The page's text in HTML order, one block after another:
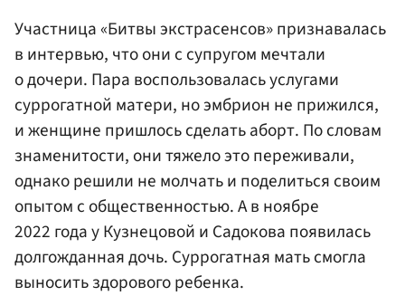
Участница «Битвы экстрасенсов» признавалась
в интервью, что они с супругом мечтали
о дочери. Пара воспользовалась услугами
суррогатной матери, но эмбрион не прижился,
и женщине пришлось сделать аборт. По словам
знаменитости, они тяжело это переживали,
однако решили не молчать и поделиться своим
опытом с общественностью. А в ноябре
2022 года у Кузнецовой и Садокова появилась
долгожданная дочь. Суррогатная мать смогла
выносить здорового ребенка.